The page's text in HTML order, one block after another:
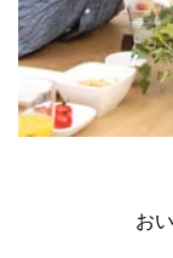
お